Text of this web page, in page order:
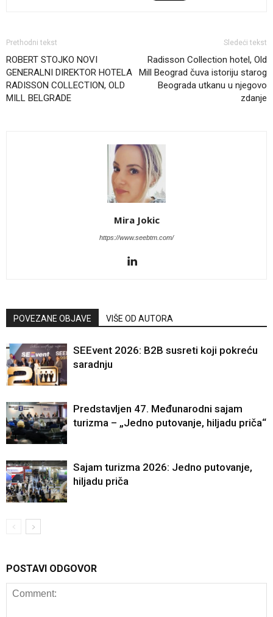
Prethodni tekst
ROBERT STOJKO NOVI
GENERALNI DIREKTOR HOTELA
RADISSON COLLECTION, OLD
MILL BELGRADE
Sledeći tekst
Radisson Collection hotel, Old
Mill Beograd čuva istoriju starog
Beograda utkanu u njegovo
zdanje
Mira Jokic
https://www.seebtm.com/
POVEZANE OBJAVE VIŠE OD AUTORA
SEEvent 2026: B2B susreti koji pokreću
saradnju
Predstavljen 47. Međunarodni sajam
turizma – „Jedno putovanje, hiljadu priča“
Sajam turizma 2026: Jedno putovanje,
hiljadu priča
POSTAVI ODGOVOR